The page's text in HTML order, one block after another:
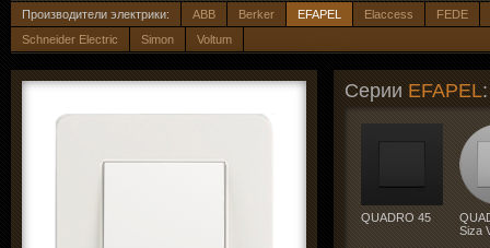
Производители электрики: ABB Berker EFAPEL Elaccess
FEDE
Schneider Electric
Simon Voltum
Серии EFAPEL:
QUADRO 45
Siza